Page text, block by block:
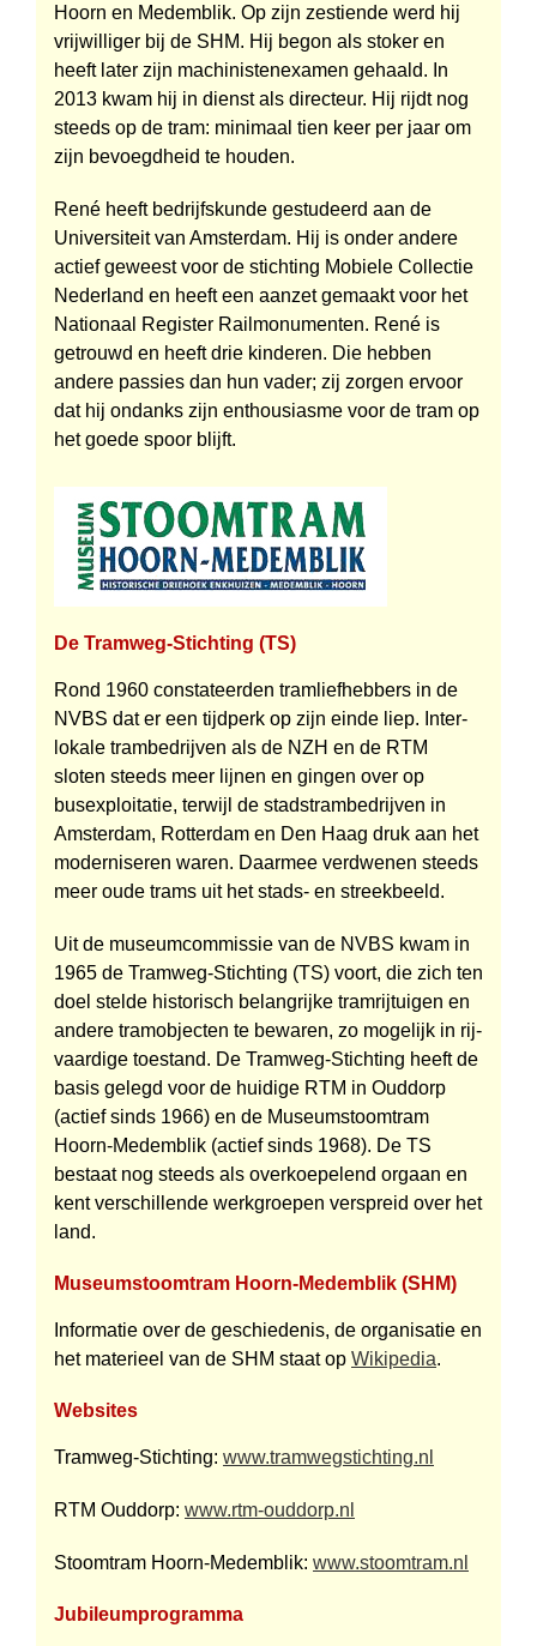
Hoorn en Medemblik. Op zijn zestiende werd hij
vrijwilliger bij de SHM. Hij begon als stoker en
heeft later zijn machinistenexamen gehaald. In
2013 kwam hij in dienst als directeur. Hij rijdt nog
steeds op de tram: minimaal tien keer per jaar om
zijn bevoegdheid te houden.
René heeft bedrijfskunde gestudeerd aan de
Universiteit van Amsterdam. Hij is onder andere
actief geweest voor de stichting Mobiele Collectie
Nederland en heeft een aanzet gemaakt voor het
Nationaal Register Railmonumenten. René is
getrouwd en heeft drie kinderen. Die hebben
andere passies dan hun vader; zij zorgen ervoor
dat hij ondanks zijn enthousiasme voor de tram op
het goede spoor blijft.
De Tramweg-Stichting (TS)
Rond 1960 constateerden tram­liefhebbers in de
NVBS dat er een tijdperk op zijn einde liep. Inter­
lokale trambedrijven als de NZH en de RTM
sloten steeds meer lijnen en gingen over op
busexploitatie, terwijl de stadstrambedrijven in
Amsterdam, Rotterdam en Den Haag druk aan het
moderniseren waren. Daarmee verdwenen steeds
meer oude trams uit het stads- en streekbeeld.
Uit de museumcommissie van de NVBS kwam in
1965 de Tramweg-Stichting (TS) voort, die zich ten
doel stelde historisch belangrijke tram­rijtuigen en
andere tram­objecten te bewaren, zo mogelijk in rij­
vaardige toestand. De Tramweg-Stichting heeft de
basis gelegd voor de huidige RTM in Ouddorp
(actief sinds 1966) en de Museum­stoom­tram
Hoorn-Medemblik (actief sinds 1968). De TS
bestaat nog steeds als over­koepelend orgaan en
kent verschil­lende werkgroepen verspreid over het
land.
Museumstoomtram Hoorn-Medemblik (SHM)
Informatie over de geschiedenis, de organisatie en
het materieel van de SHM staat op Wikipedia.
Websites
Tramweg-Stichting: www.tramwegstichting.nl
RTM Ouddorp: www.rtm-ouddorp.nl
Stoomtram Hoorn-Medemblik: www.stoomtram.nl
Jubileumprogramma